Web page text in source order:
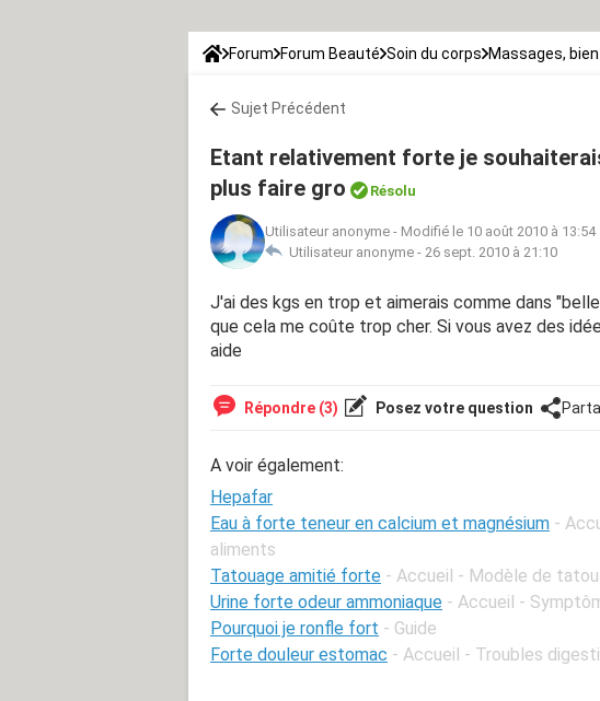
Forum Forum Beauté Soin du corps Massages,
Sujet Précédent
Etant relativement forte je
plus faire gro
Résolu
Utilisateur anonyme - Modifié le 10 août 2010 à 13:54
Utilisateur anonyme - 26 sept. 2010 à 21:10
J'ai des kgs en trop et aimerais comme dans
que cela me coûte trop cher. Si vous avez des
aide
Répondre (3) Posez votre question
A voir également:
Hepafar
Eau à forte teneur en calcium et magnésium -
aliments
Tatouage amitié forte - Accueil - Modèle de
Urine forte odeur ammoniaque - Accueil -
Pourquoi je ronfle fort - Guide
Forte douleur estomac - Accueil - Troubles